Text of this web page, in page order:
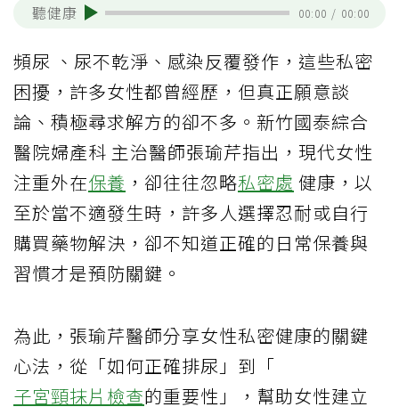
聽健康 00:00 / 00:00
頻尿 、尿不乾淨、感染反覆發作，這些私密
困擾，許多女性都曾經歷，但真正願意談
論、積極尋求解方的卻不多。新竹國泰綜合
醫院婦產科 主治醫師張瑜芹指出，現代女性
注重外在保養 ，卻往往忽略私密處 健康，以
至於當不適發生時，許多人選擇忍耐或自行
購買藥物解決，卻不知道正確的日常保養與
習慣才是預防關鍵。
為此，張瑜芹醫師分享女性私密健康的關鍵
心法，從「如何正確排尿」到「
子宮頸抹片檢查的重要性」，幫助女性建立